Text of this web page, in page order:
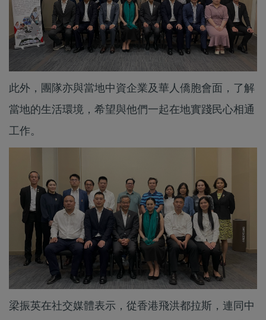
此外，團隊亦與當地中資企業及華人僑胞會面，了解
當地的生活環境，希望與他們一起在地實踐民心相通
工作。
梁振英在社交媒體表示，從香港飛洪都拉斯，連同中